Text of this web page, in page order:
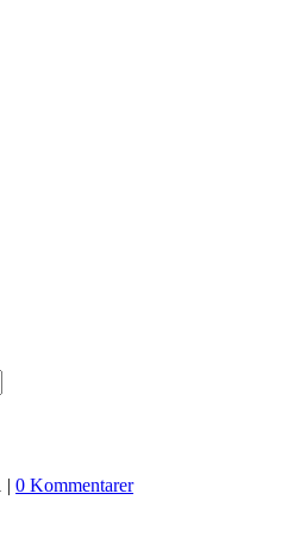
| 0 Kommentarer